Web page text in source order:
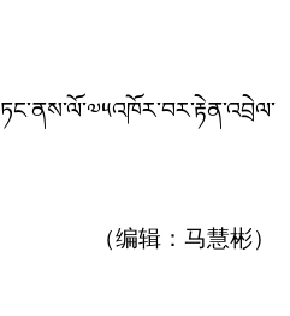
（编辑：马慧彬）